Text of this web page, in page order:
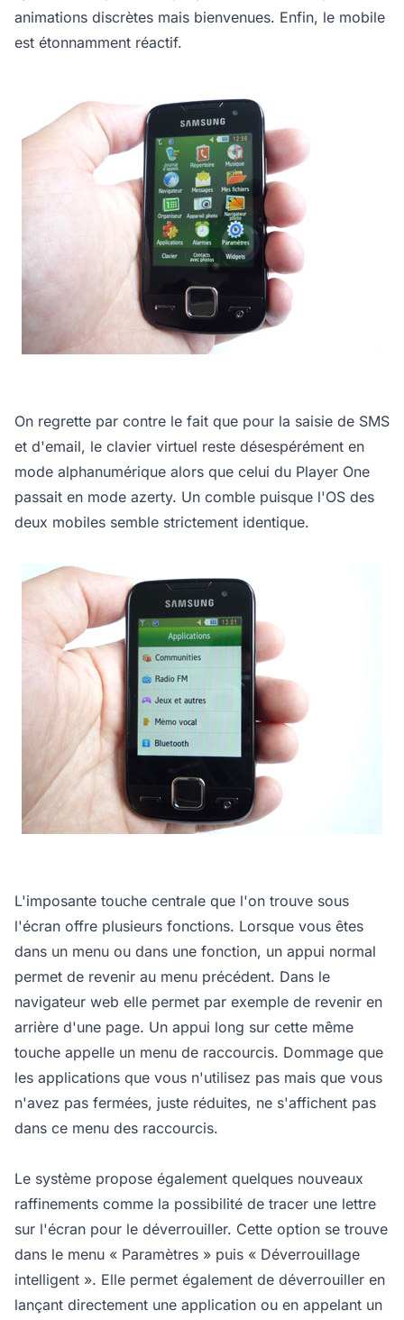
animations discrètes mais bienvenues. Enfin, le mobile
est étonnamment réactif.
On regrette par contre le fait que pour la saisie de SMS
et d'email, le clavier virtuel reste désespérément en
mode alphanumérique alors que celui du Player One
passait en mode azerty. Un comble puisque l'OS des
deux mobiles semble strictement identique.
L'imposante touche centrale que l'on trouve sous
l'écran offre plusieurs fonctions. Lorsque vous êtes
dans un menu ou dans une fonction, un appui normal
permet de revenir au menu précédent. Dans le
navigateur web elle permet par exemple de revenir en
arrière d'une page. Un appui long sur cette même
touche appelle un menu de raccourcis. Dommage que
les applications que vous n'utilisez pas mais que vous
n'avez pas fermées, juste réduites, ne s'affichent pas
dans ce menu des raccourcis.
Le système propose également quelques nouveaux
raffinements comme la possibilité de tracer une lettre
sur l'écran pour le déverrouiller. Cette option se trouve
dans le menu « Paramètres » puis « Déverrouillage
intelligent ». Elle permet également de déverrouiller en
lançant directement une application ou en appelant un